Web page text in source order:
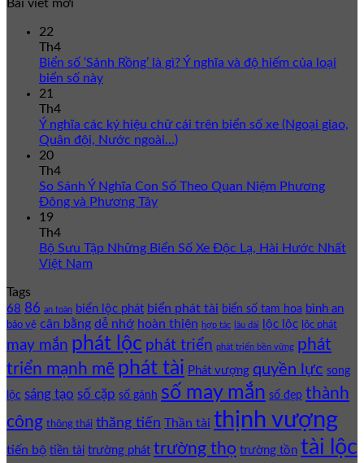
Bài viết mới
22
Th4
Biển số ‘Sảnh Rồng’ là gì? Ý nghĩa và độ hiếm của loại
biển số này
21
Th4
Ý nghĩa các ký hiệu chữ cái trên biển số xe (Ngoại giao,
Quân đội, Nước ngoài…)
20
Th4
So Sánh Ý Nghĩa Con Số Theo Quan Niệm Phương
Đông và Phương Tây
19
Th4
Bộ Sưu Tập Những Biển Số Xe Độc Lạ, Hài Hước Nhất
Việt Nam
Tags
68 86 an toàn biển lộc phát biển phát tài biển số tam hoa bình an
bảo vệ cân bằng dễ nhớ hoàn thiện hợp tác lâu dài lộc lộc lộc phát
may mắn phát lộc phát triển phát triển bền vững phát
triển mạnh mẽ phát tài Phát vượng quyền lực song
lộc sáng tạo số cặp số gánh số may mắn số đẹp thành
công thông thái thăng tiến Thần tài thịnh vượng
tiến bộ tiền tài trường phát trường thọ trường tồn tài lộc